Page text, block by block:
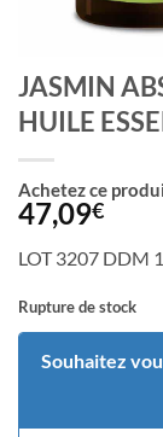
JASMIN
HUILE
Achetez ce
47,09€
LOT 3207 DDM
Rupture de stock
Souhaitez